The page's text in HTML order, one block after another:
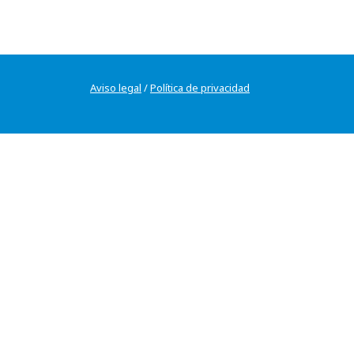
Aviso legal /Política de privacidad